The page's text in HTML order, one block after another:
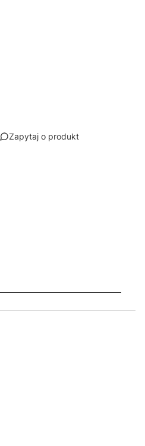
Zapytaj o produkt